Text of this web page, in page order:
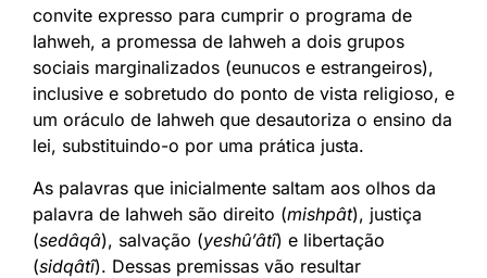
convite expresso para cumprir o programa de
Iahweh, a promessa de Iahweh a dois grupos
sociais marginalizados (eunucos e estrangeiros),
inclusive e sobretudo do ponto de vista religioso, e
um oráculo de Iahweh que desautoriza o ensino da
lei, substituindo-o por uma prática justa.
As palavras que inicialmente saltam aos olhos da
palavra de Iahweh são direito (mishpât), justiça
(sedâqâ), salvação (yeshû’âtî) e libertação
(sidqâtî). Dessas premissas vão resultar